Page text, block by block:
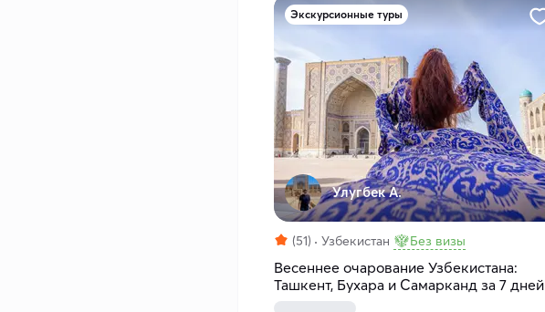
Экскурсионные туры
Улугбек А.
(51) Узбекистан Без визы
Весеннее очарование Узбекистана:
Ташкент, Бухара и Самарканд за 7 дней